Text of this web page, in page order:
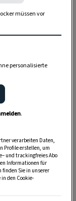
um diesen Inhalt
müssen vor
personalisierte
.
verarbeiten Daten,
Profile erstellen, um
und trackingfreies Abo
Informationen für
Sie in unserer
den Cookie-